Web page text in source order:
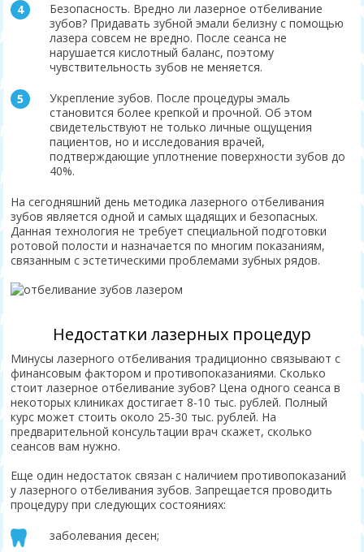
Безопасность. Вредно ли лазерное отбеливание
зубов? Придавать зубной эмали белизну с помощью
лазера совсем не вредно. После сеанса не
нарушается кислотный баланс, поэтому
чувствительность зубов не меняется.
Укрепление зубов. После процедуры эмаль
становится более крепкой и прочной. Об этом
свидетельствуют не только личные ощущения
пациентов, но и исследования врачей,
подтверждающие уплотнение поверхности зубов до
40%.
На сегодняшний день методика лазерного отбеливания
зубов является одной и самых щадящих и безопасных.
Данная технология не требует специальной подготовки
ротовой полости и назначается по многим показаниям,
связанным с эстетическими проблемами зубных рядов.
Недостатки лазерных процедур
Минусы лазерного отбеливания традиционно связывают с
финансовым фактором и противопоказаниями. Сколько
стоит лазерное отбеливание зубов? Цена одного сеанса в
некоторых клиниках достигает 8-10 тыс. рублей. Полный
курс может стоить около 25-30 тыс. рублей. На
предварительной консультации врач скажет, сколько
сеансов вам нужно.
Еще один недостаток связан с наличием противопоказаний
у лазерного отбеливания зубов. Запрещается проводить
процедуру при следующих состояниях:
заболевания десен;